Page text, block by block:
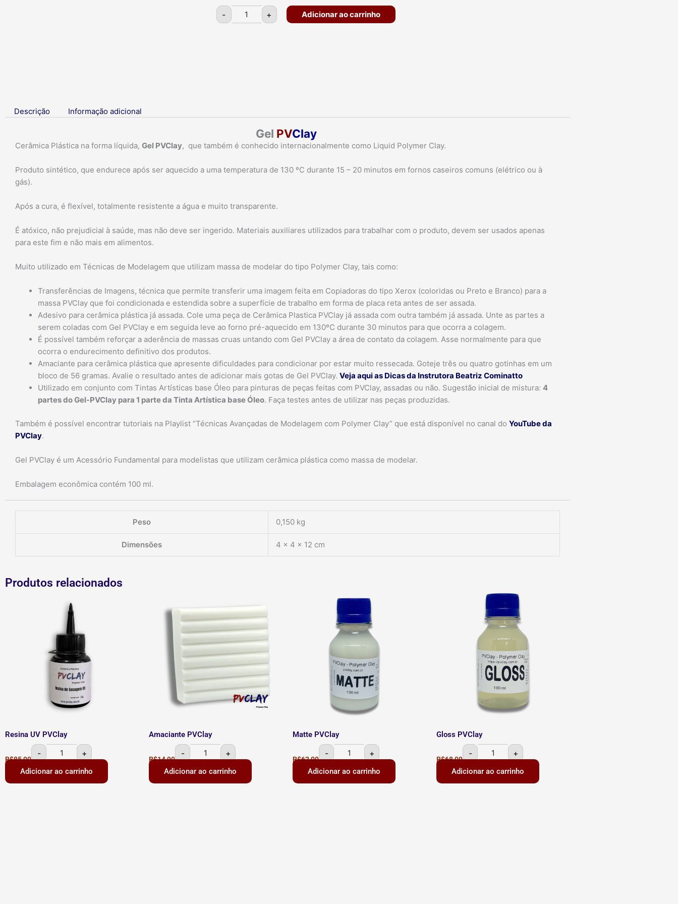
- + Adicionar ao carrinho
Descrição Informação adicional
Gel PVClay
Cerâmica Plástica na forma líquida, Gel PVClay, que também é conhecido internacionalmente como Liquid Polymer Clay.
Produto sintético, que endurece após ser aquecido a uma temperatura de 130 ºC durante 15 – 20 minutos em fornos caseiros comuns (elétrico ou à
gás).
Após a cura, é flexível, totalmente resistente a água e muito transparente.
É atóxico, não prejudicial à saúde, mas não deve ser ingerido. Materiais auxiliares utilizados para trabalhar com o produto, devem ser usados apenas
para este fim e não mais em alimentos.
Muito utilizado em Técnicas de Modelagem que utilizam massa de modelar do tipo Polymer Clay, tais como:
Transferências de Imagens, técnica que permite transferir uma imagem feita em Copiadoras do tipo Xerox (coloridas ou Preto e Branco) para a
massa PVClay que foi condicionada e estendida sobre a superfície de trabalho em forma de placa reta antes de ser assada.
Adesivo para cerâmica plástica já assada. Cole uma peça de Cerâmica Plastica PVClay já assada com outra também já assada. Unte as partes a
serem coladas com Gel PVClay e em seguida leve ao forno pré-aquecido em 130ºC durante 30 minutos para que ocorra a colagem.
É possível também reforçar a aderência de massas cruas untando com Gel PVClay a área de contato da colagem. Asse normalmente para que
ocorra o endurecimento definitivo dos produtos.
Amaciante para cerâmica plástica que apresente dificuldades para condicionar por estar muito ressecada. Goteje três ou quatro gotinhas em um
bloco de 56 gramas. Avalie o resultado antes de adicionar mais gotas de Gel PVClay. Veja aqui as Dicas da Instrutora Beatriz Cominatto
Utilizado em conjunto com Tintas Artísticas base Óleo para pinturas de peças feitas com PVClay, assadas ou não. Sugestão inicial de mistura: 4
partes do Gel-PVClay para 1 parte da Tinta Artística base Óleo. Faça testes antes de utilizar nas peças produzidas.
Também é possível encontrar tutoriais na Playlist “Técnicas Avançadas de Modelagem com Polymer Clay” que está disponível no canal do YouTube da
PVClay.
Gel PVClay é um Acessório Fundamental para modelistas que utilizam cerâmica plástica como massa de modelar.
Embalagem econômica contém 100 ml.
Peso 0,150 kg
Dimensões 4 × 4 × 12 cm
Produtos relacionados
Resina UV PVClay
R$85,00
-
PVClay
quantidade
+
Adicionar ao carrinho
Amaciante PVClay
R$14,90
-
quantidade
+
Adicionar ao carrinho
Matte PVClay
R$62,00
-
PVClay
quantidade
+
Adicionar ao carrinho
Gloss PVClay
R$68,00
-
Gloss
PVClay
quantidade
+
Adicionar ao carrinho